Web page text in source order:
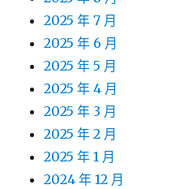
2025 年 7 月
2025 年 6 月
2025 年 5 月
2025 年 4 月
2025 年 3 月
2025 年 2 月
2025 年 1 月
2024 年 12 月